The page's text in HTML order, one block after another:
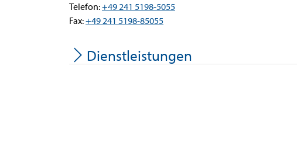
Telefon:+49 241 5198-5055
Fax:+49 241 5198-85055
Dienstleistungen